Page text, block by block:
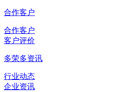
合作客户
合作客户
客户评价
多荣多资讯
行业动态
企业资讯